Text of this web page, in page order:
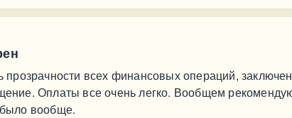
прозрачности всех финансовых операций,
Оплаты все очень легко. Вообщем
вообще.